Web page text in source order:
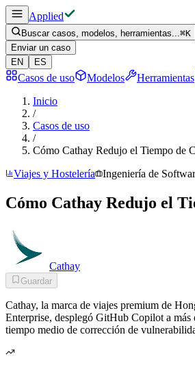
Applied
Buscar casos, modelos, herramientas...⌘K
Enviar un caso
EN
ES
Casos de uso Modelos Herramientas
Inicio
/
Casos de uso
/
Cómo Cathay Redujo el Tiempo de
Viajes y Hostelería
Ingeniería de
Cómo Cathay Redujo el
Cathay
Guardar
Cathay, la marca de viajes premium de
Enterprise, desplegó GitHub Copilot a
tiempo medio de corrección de